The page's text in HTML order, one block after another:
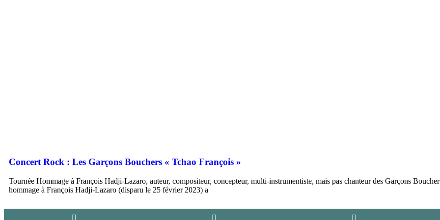
Concert Rock : Les Garçons Bouchers « Tchao François »
Tournée Hommage à François Hadji-Lazaro, auteur, compositeur, concepteur, multi-instrumentiste, mais pas chanteur des Garçons
hommage à François Hadji-Lazaro (disparu le 25 février 2023) a